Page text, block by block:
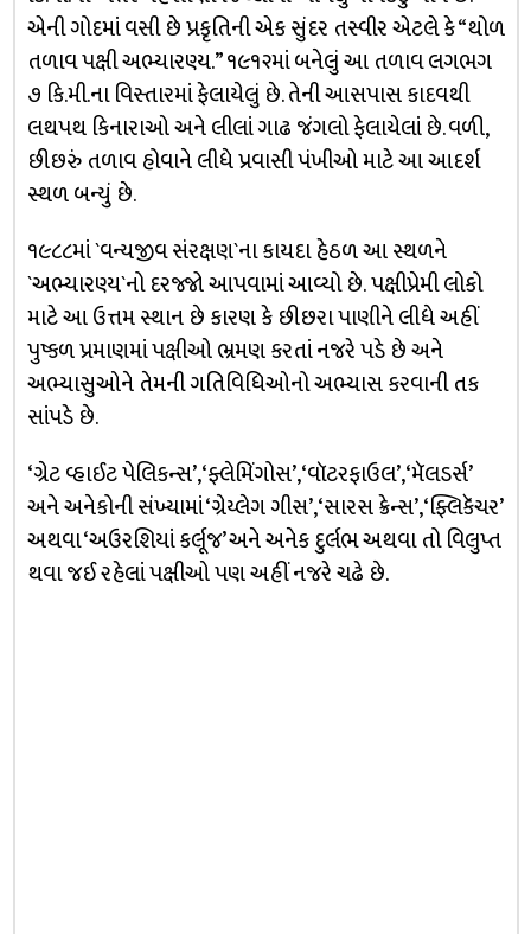
એની ગોદમાં વસી છે પ્રકૃતિની એક સુંદર તસ્વીર એટલે કે “થોળ
તળાવ પક્ષી અભ્યારણ્ય.” ૧૯૧૨માં બનેલું આ તળાવ લગભગ
૭ કિ.મી.ના વિસ્તારમાં ફેલાયેલું છે. તેની આસપાસ કાદવથી
લથપથ કિનારાઓ અને લીલાં ગાઢ જંગલો ફેલાયેલાં છે. વળી,
છીછરું તળાવ હોવાને લીધે પ્રવાસી પંખીઓ માટે આ આદર્શ
સ્થળ બન્યું છે.
૧૯૮૮માં `વન્યજીવ સંરક્ષણ`ના કાયદા હેઠળ આ સ્થળને
`અભ્યારણ્ય`નો દરજ્જો આપવામાં આવ્યો છે. પક્ષીપ્રેમી લોકો
માટે આ ઉત્તમ સ્થાન છે કારણ કે છીછરા પાણીને લીધે અહીં
પુષ્કળ પ્રમાણમાં પક્ષીઓ ભ્રમણ કરતાં નજરે પડે છે અને
અભ્યાસુઓને તેમની ગતિવિધિઓનો અભ્યાસ કરવાની તક
સાંપડે છે.
‘ગ્રેટ વ્હાઈટ પેલિકન્સ’, ‘ફ્લેમિંગોસ’, ‘વૉટરફાઉલ’, ‘મૅલડર્સ’
અને અનેકોની સંખ્યામાં ‘ગ્રેય્લેગ ગીસ’, ‘સારસ ક્રેન્સ’, ‘ફ્લિકૅચર’
અથવા ‘અઉરશિયાં કર્લૂજ’ અને અનેક દુર્લભ અથવા તો વિલુપ્ત
થવા જઈ રહેલાં પક્ષીઓ પણ અહીં નજરે ચઢે છે.